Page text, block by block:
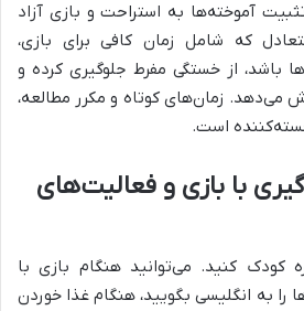
آموخته‌ها به استراحت و بازی آزاد
که شامل زمان کافی برای بازی،
باشد، از خستگی مفرط جلوگیری کرده و
می‌دهد. زمان‌های کوتاه و مکرر مطالعه،
است.
با بازی و فعالیت‌های
کودک کنید. می‌توانید هنگام بازی با
به انگلیسی بگویید، هنگام غذا خوردن